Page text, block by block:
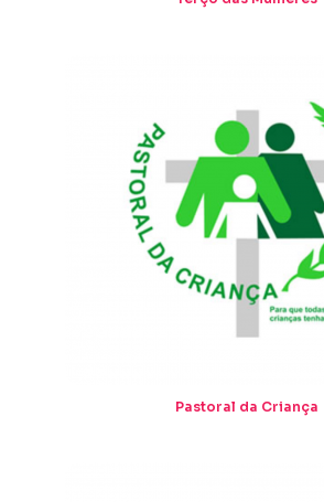
Pastoral da Criança